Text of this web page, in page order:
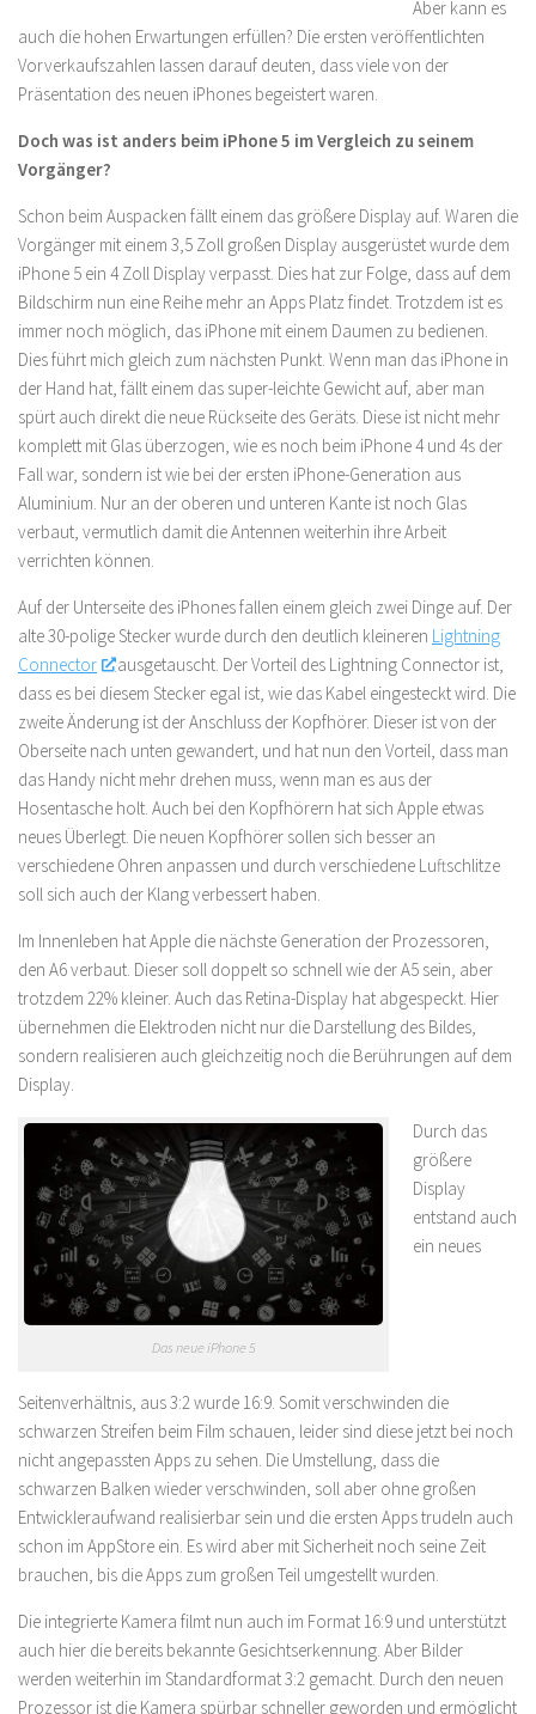
Aber kann es
auch die hohen Erwartungen erfüllen? Die ersten veröffentlichten
Vorverkaufszahlen lassen darauf deuten, dass viele von der
Präsentation des neuen iPhones begeistert waren.
Doch was ist anders beim iPhone 5 im Vergleich zu seinem
Vorgänger?
Schon beim Auspacken fällt einem das größere Display auf. Waren die
Vorgänger mit einem 3,5 Zoll großen Display ausgerüstet wurde dem
iPhone 5 ein 4 Zoll Display verpasst. Dies hat zur Folge, dass auf dem
Bildschirm nun eine Reihe mehr an Apps Platz findet. Trotzdem ist es
immer noch möglich, das iPhone mit einem Daumen zu bedienen.
Dies führt mich gleich zum nächsten Punkt. Wenn man das iPhone in
der Hand hat, fällt einem das super-leichte Gewicht auf, aber man
spürt auch direkt die neue Rückseite des Geräts. Diese ist nicht mehr
komplett mit Glas überzogen, wie es noch beim iPhone 4 und 4s der
Fall war, sondern ist wie bei der ersten iPhone-Generation aus
Aluminium. Nur an der oberen und unteren Kante ist noch Glas
verbaut, vermutlich damit die Antennen weiterhin ihre Arbeit
verrichten können.
Auf der Unterseite des iPhones fallen einem gleich zwei Dinge auf. Der
alte 30-polige Stecker wurde durch den deutlich kleineren Lightning
Connector
ausgetauscht. Der Vorteil des Lightning Connector ist,
dass es bei diesem Stecker egal ist, wie das Kabel eingesteckt wird. Die
zweite Änderung ist der Anschluss der Kopfhörer. Dieser ist von der
Oberseite nach unten gewandert, und hat nun den Vorteil, dass man
das Handy nicht mehr drehen muss, wenn man es aus der
Hosentasche holt. Auch bei den Kopfhörern hat sich Apple etwas
neues Überlegt. Die neuen Kopfhörer sollen sich besser an
verschiedene Ohren anpassen und durch verschiedene Luftschlitze
soll sich auch der Klang verbessert haben.
Im Innenleben hat Apple die nächste Generation der Prozessoren,
den A6 verbaut. Dieser soll doppelt so schnell wie der A5 sein, aber
trotzdem 22% kleiner. Auch das Retina-Display hat abgespeckt. Hier
übernehmen die Elektroden nicht nur die Darstellung des Bildes,
sondern realisieren auch gleichzeitig noch die Berührungen auf dem
Display.
Das neue iPhone 5
Durch das
größere
Display
entstand auch
ein neues
Seitenverhältnis, aus 3:2 wurde 16:9. Somit verschwinden die
schwarzen Streifen beim Film schauen, leider sind diese jetzt bei noch
nicht angepassten Apps zu sehen. Die Umstellung, dass die
schwarzen Balken wieder verschwinden, soll aber ohne großen
Entwickleraufwand realisierbar sein und die ersten Apps trudeln auch
schon im AppStore ein. Es wird aber mit Sicherheit noch seine Zeit
brauchen, bis die Apps zum großen Teil umgestellt wurden.
Die integrierte Kamera filmt nun auch im Format 16:9 und unterstützt
auch hier die bereits bekannte Gesichtserkennung. Aber Bilder
werden weiterhin im Standardformat 3:2 gemacht. Durch den neuen
Prozessor ist die Kamera spürbar schneller geworden und ermöglicht